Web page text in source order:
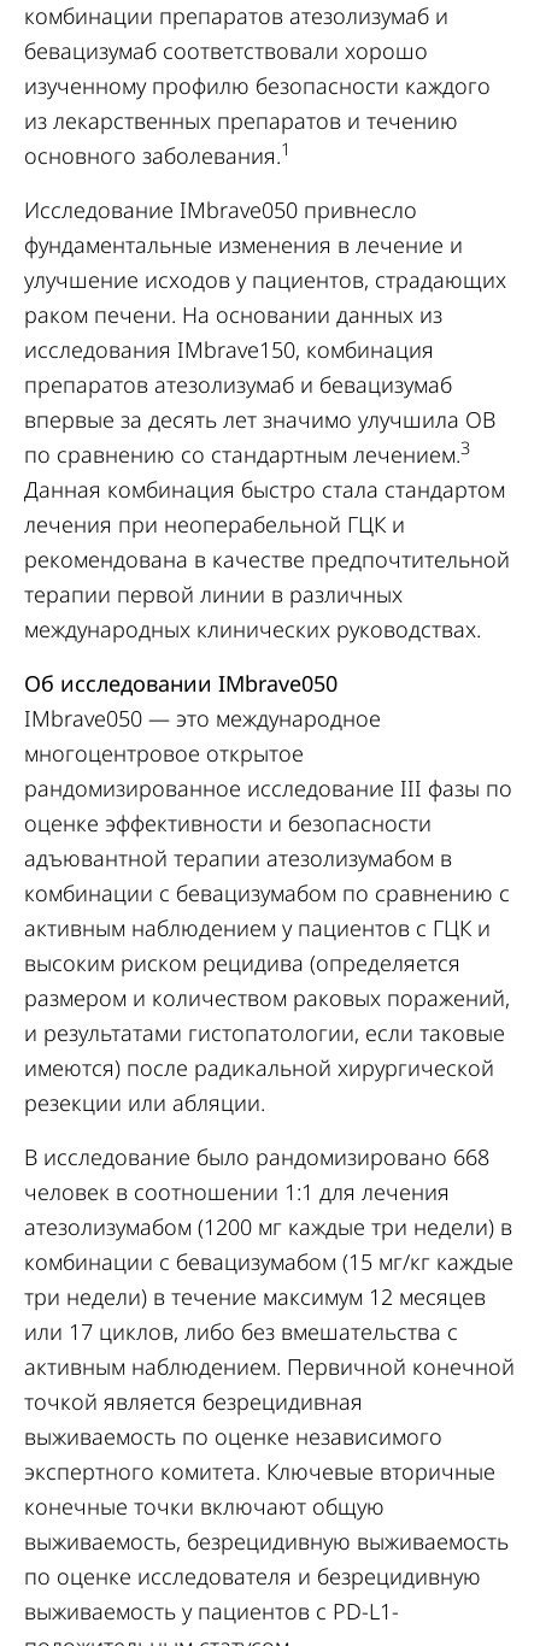
комбинации препаратов атезолизумаб и
бевацизумаб соответствовали хорошо
изученному профилю безопасности каждого
из лекарственных препаратов и течению
основного заболевания.1
Исследование IMbrave050 привнесло
фундаментальные изменения в лечение и
улучшение исходов у пациентов, страдающих
раком печени. На основании данных из
исследования IMbrave150, комбинация
препаратов атезолизумаб и бевацизумаб
впервые за десять лет значимо улучшила ОВ
по сравнению со стандартным лечением.3
Данная комбинация быстро стала стандартом
лечения при неоперабельной ГЦК и
рекомендована в качестве предпочтительной
терапии первой линии в различных
международных клинических руководствах.
Об исследовании IMbrave050
IMbrave050 — это международное
многоцентровое открытое
рандомизированное исследование III фазы по
оценке эффективности и безопасности
адъювантной терапии атезолизумабом в
комбинации с бевацизумабом по сравнению с
активным наблюдением у пациентов с ГЦК и
высоким риском рецидива (определяется
размером и количеством раковых поражений,
и результатами гистопатологии, если таковые
имеются) после радикальной хирургической
резекции или абляции.
В исследование было рандомизировано 668
человек в соотношении 1:1 для лечения
атезолизумабом (1200 мг каждые три недели) в
комбинации с бевацизумабом (15 мг/кг каждые
три недели) в течение максимум 12 месяцев
или 17 циклов, либо без вмешательства с
активным наблюдением. Первичной конечной
точкой является безрецидивная
выживаемость по оценке независимого
экспертного комитета. Ключевые вторичные
конечные точки включают общую
выживаемость, безрецидивную выживаемость
по оценке исследователя и безрецидивную
выживаемость у пациентов с PD-L1-